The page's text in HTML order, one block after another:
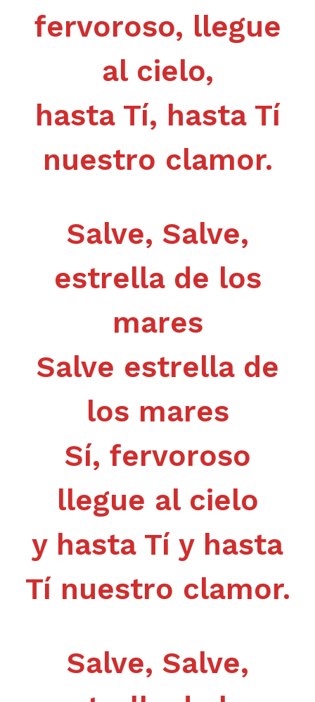
fervoroso, llegue
al cielo,
hasta Tí, hasta Tí
nuestro clamor.
Salve, Salve,
estrella de los
mares
Salve estrella de
los mares
Sí, fervoroso
llegue al cielo
y hasta Tí y hasta
Tí nuestro clamor.
Salve, Salve,